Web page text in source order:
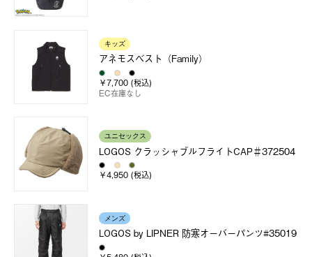
キッズ
アネモスベスト（Family）
￥7,700 (税込)
EC在庫なし
ユニセックス
LOGOS クラッシャブルフライトCAP＃372504
￥4,950 (税込)
メンズ
LOGOS by LIPNER 防寒オーバーパンツ#35019